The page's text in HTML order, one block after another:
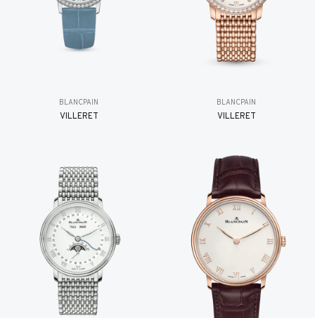
BLANCPAIN
VILLERET
BLANCPAIN
VILLERET